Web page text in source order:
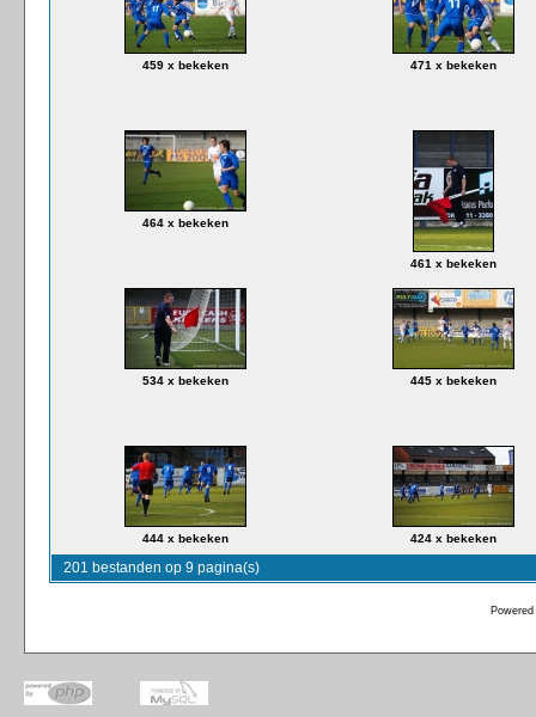
459 x bekeken 471 x bekeken
464 x bekeken
461 x bekeken
534 x bekeken 445 x bekeken
444 x bekeken 424 x bekeken
201 bestanden op 9 pagina(s)